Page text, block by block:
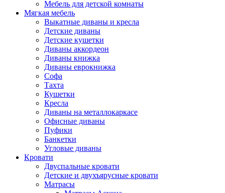
Мебель для детской комнаты
Мягкая мебель
Выкатные диваны и кресла
Детские диваны
Детские кушетки
Диваны аккордеон
Диваны книжка
Диваны еврокнижка
Софа
Тахта
Кушетки
Кресла
Диваны на металлокаркасе
Офисные диваны
Пуфики
Банкетки
Угловые диваны
Кровати
Двуспальные кровати
Детские и двухъярусные кровати
Матрасы